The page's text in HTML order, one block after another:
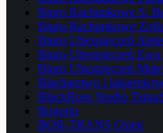
Biuro Rachunkowe S.
Biuro Rachunkowe
Biuro Ubezpieczeń
Biuro Ubezpieczeń Ewa
Biuro Ubezpieczeń
Blacharstwo i
BlackRose Studio
Bogoria
BOR-TRANS Osiek